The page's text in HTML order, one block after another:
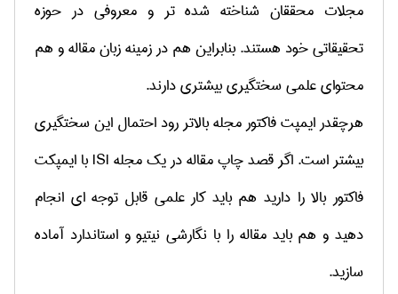
مجلات محققان شناخته شده تر و معروفی در حوزه
تحقیقاتی خود هستند. بنابراین هم در زمینه زبان مقاله و هم
محتوای علمی سختگیری بیشتری دارند.
هرچقدر ایمپت فاکتور مجله بالاتر رود احتمال این سختگیری
بیشتر است. اگر قصد چاپ مقاله در یک مجله ISI با ایمپکت
فاکتور بالا را دارید هم باید کار علمی قابل توجه ای انجام
دهید و هم باید مقاله را با نگارشی نیتیو و استاندارد آماده
سازید.